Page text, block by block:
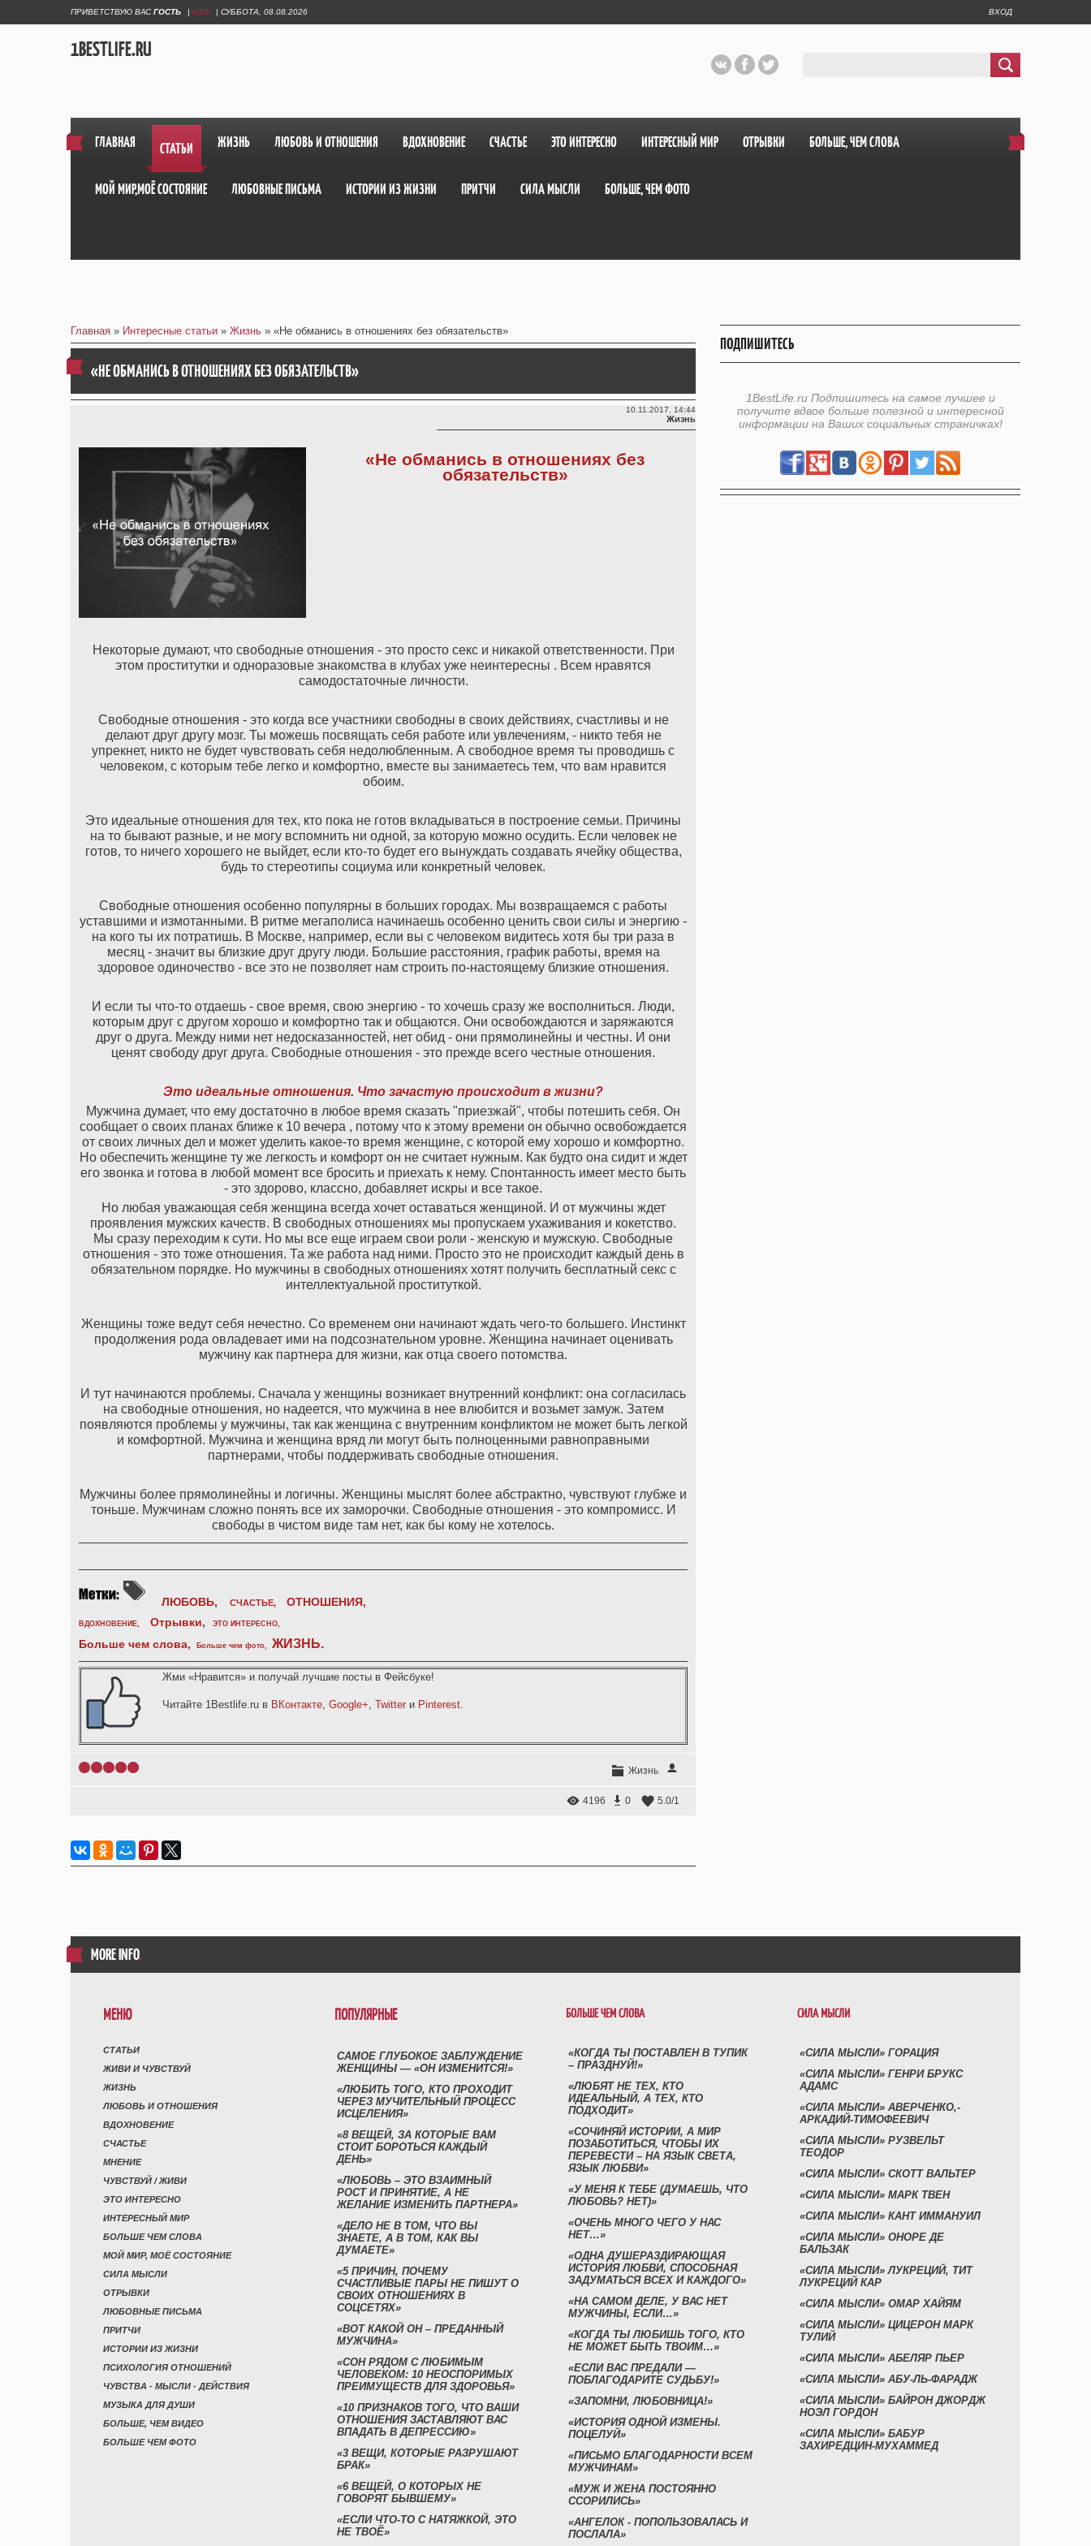
ПРИВЕТСТВУЮ ВАС ГОСТЬ | RSS | СУББОТА, 08.08.2026 ВХОД
1BESTLIFE.RU
ГЛАВНАЯ СТАТЬИ ЖИЗНЬ ЛЮБОВЬ И ОТНОШЕНИЯ ВДОХНОВЕНИЕ СЧАСТЬЕ ЭТО ИНТЕРЕСНО ИНТЕРЕСНЫЙ МИР ОТРЫВКИ БОЛЬШЕ, ЧЕМ СЛОВА
МОЙ МИР,МОЁ СОСТОЯНИЕ ЛЮБОВНЫЕ ПИСЬМА ИСТОРИИ ИЗ ЖИЗНИ ПРИТЧИ СИЛА МЫСЛИ БОЛЬШЕ, ЧЕМ ФОТО
Главная » Интересные статьи » Жизнь » «Не обманись в отношениях без обязательств»
«НЕ ОБМАНИСЬ В ОТНОШЕНИЯХ БЕЗ ОБЯЗАТЕЛЬСТВ»
10.11.2017, 14:44
Жизнь
«Не обманись в отношениях без
обязательств»
Некоторые думают, что свободные отношения - это просто секс и никакой ответственности. При
этом проститутки и одноразовые знакомства в клубах уже неинтересны . Всем нравятся
самодостаточные личности.
Свободные отношения - это когда все участники свободны в своих действиях, счастливы и не
делают друг другу мозг. Ты можешь посвящать себя работе или увлечениям, - никто тебя не
упрекнет, никто не будет чувствовать себя недолюбленным. А свободное время ты проводишь с
человеком, с которым тебе легко и комфортно, вместе вы занимаетесь тем, что вам нравится
обоим.
Это идеальные отношения для тех, кто пока не готов вкладываться в построение семьи. Причины
на то бывают разные, и не могу вспомнить ни одной, за которую можно осудить. Если человек не
готов, то ничего хорошего не выйдет, если кто-то будет его вынуждать создавать ячейку общества,
будь то стереотипы социума или конкретный человек.
Свободные отношения особенно популярны в больших городах. Мы возвращаемся с работы
уставшими и измотанными. В ритме мегаполиса начинаешь особенно ценить свои силы и энергию -
на кого ты их потратишь. В Москве, например, если вы с человеком видитесь хотя бы три раза в
месяц - значит вы близкие друг другу люди. Большие расстояния, график работы, время на
здоровое одиночество - все это не позволяет нам строить по-настоящему близкие отношения.
И если ты что-то отдаешь - свое время, свою энергию - то хочешь сразу же восполниться. Люди,
которым друг с другом хорошо и комфортно так и общаются. Они освобождаются и заряжаются
друг о друга. Между ними нет недосказанностей, нет обид - они прямолинейны и честны. И они
ценят свободу друг друга. Свободные отношения - это прежде всего честные отношения.
Это идеальные отношения. Что зачастую происходит в жизни?
Мужчина думает, что ему достаточно в любое время сказать "приезжай", чтобы потешить себя. Он
сообщает о своих планах ближе к 10 вечера , потому что к этому времени он обычно освобождается
от своих личных дел и может уделить какое-то время женщине, с которой ему хорошо и комфортно.
Но обеспечить женщине ту же легкость и комфорт он не считает нужным. Как будто она сидит и ждет
его звонка и готова в любой момент все бросить и приехать к нему. Спонтанность имеет место быть
- это здорово, классно, добавляет искры и все такое.
Но любая уважающая себя женщина всегда хочет оставаться женщиной. И от мужчины ждет
проявления мужских качеств. В свободных отношениях мы пропускаем ухаживания и кокетство.
Мы сразу переходим к сути. Но мы все еще играем свои роли - женскую и мужскую. Свободные
отношения - это тоже отношения. Та же работа над ними. Просто это не происходит каждый день в
обязательном порядке. Но мужчины в свободных отношениях хотят получить бесплатный секс с
интеллектуальной проституткой.
Женщины тоже ведут себя нечестно. Со временем они начинают ждать чего-то большего. Инстинкт
продолжения рода овладевает ими на подсознательном уровне. Женщина начинает оценивать
мужчину как партнера для жизни, как отца своего потомства.
И тут начинаются проблемы. Сначала у женщины возникает внутренний конфликт: она согласилась
на свободные отношения, но надеется, что мужчина в нее влюбится и возьмет замуж. Затем
появляются проблемы у мужчины, так как женщина с внутренним конфликтом не может быть легкой
и комфортной. Мужчина и женщина вряд ли могут быть полноценными равноправными
партнерами, чтобы поддерживать свободные отношения.
Мужчины более прямолинейны и логичны. Женщины мыслят более абстрактно, чувствуют глубже и
тоньше. Мужчинам сложно понять все их заморочки. Свободные отношения - это компромисс. И
свободы в чистом виде там нет, как бы кому не хотелось.
ЛЮБОВЬ, СЧАСТЬЕ, ОТНОШЕНИЯ,
ВДОХНОВЕНИЕ, Отрывки, ЭТО ИНТЕРЕСНО,
Больше чем слова, Больше чем фото, ЖИЗНЬ.
Жми «Нравится» и получай лучшие посты в Фейсбуке!
Читайте 1Bestlife.ru в ВКонтакте, Google+, Twitter и Pinterest.
1 2 3 4 Жизнь
4196 0 5.0/1
ПОДПИШИТЕСЬ
1BestLife.ru Подпишитесь на самое лучшее и
получите вдвое больше полезной и интересной
информации на Ваших социальных страничках!
MORE INFO.
МЕНЮ
СТАТЬИ
ЖИВИ И ЧУВСТВУЙ
ЖИЗНЬ
ЛЮБОВЬ И ОТНОШЕНИЯ
ВДОХНОВЕНИЕ
СЧАСТЬЕ
МНЕНИЕ
ЧУВСТВУЙ / ЖИВИ
ЭТО ИНТЕРЕСНО
ИНТЕРЕСНЫЙ МИР
БОЛЬШЕ ЧЕМ СЛОВА
МОЙ МИР, МОЁ СОСТОЯНИЕ
СИЛА МЫСЛИ
ОТРЫВКИ
ЛЮБОВНЫЕ ПИСЬМА
ПРИТЧИ
ИСТОРИИ ИЗ ЖИЗНИ
ПСИХОЛОГИЯ ОТНОШЕНИЙ
ЧУВСТВА - МЫСЛИ - ДЕЙСТВИЯ
МУЗЫКА ДЛЯ ДУШИ
БОЛЬШЕ, ЧЕМ ВИДЕО
БОЛЬШЕ ЧЕМ ФОТО
ПОПУЛЯРНЫЕ
САМОЕ ГЛУБОКОЕ ЗАБЛУЖДЕНИЕ
ЖЕНЩИНЫ — «ОН ИЗМЕНИТСЯ!»
«ЛЮБИТЬ ТОГО, КТО ПРОХОДИТ
ЧЕРЕЗ МУЧИТЕЛЬНЫЙ ПРОЦЕСС
ИСЦЕЛЕНИЯ»
«8 ВЕЩЕЙ, ЗА КОТОРЫЕ ВАМ
СТОИТ БОРОТЬСЯ КАЖДЫЙ
ДЕНЬ»
«ЛЮБОВЬ – ЭТО ВЗАИМНЫЙ
РОСТ И ПРИНЯТИЕ, А НЕ
ЖЕЛАНИЕ ИЗМЕНИТЬ ПАРТНЕРА»
«ДЕЛО НЕ В ТОМ, ЧТО ВЫ
ЗНАЕТЕ, А В ТОМ, КАК ВЫ
ДУМАЕТЕ»
«5 ПРИЧИН, ПОЧЕМУ
СЧАСТЛИВЫЕ ПАРЫ НЕ ПИШУТ О
СВОИХ ОТНОШЕНИЯХ В
СОЦСЕТЯХ»
«ВОТ КАКОЙ ОН – ПРЕДАННЫЙ
МУЖЧИНА»
«СОН РЯДОМ С ЛЮБИМЫМ
ЧЕЛОВЕКОМ: 10 НЕОСПОРИМЫХ
ПРЕИМУЩЕСТВ ДЛЯ ЗДОРОВЬЯ»
«10 ПРИЗНАКОВ ТОГО, ЧТО ВАШИ
ОТНОШЕНИЯ ЗАСТАВЛЯЮТ ВАС
ВПАДАТЬ В ДЕПРЕССИЮ»
«3 ВЕЩИ, КОТОРЫЕ РАЗРУШАЮТ
БРАК»
«6 ВЕЩЕЙ, О КОТОРЫХ НЕ
ГОВОРЯТ БЫВШЕМУ»
«ЕСЛИ ЧТО-ТО С НАТЯЖКОЙ, ЭТО
НЕ ТВОЁ»
БОЛЬШЕ ЧЕМ СЛОВА
«КОГДА ТЫ ПОСТАВЛЕН В ТУПИК
– ПРАЗДНУЙ!»
«ЛЮБЯТ НЕ ТЕХ, КТО
ИДЕАЛЬНЫЙ, А ТЕХ, КТО
ПОДХОДИТ»
«СОЧИНЯЙ ИСТОРИИ, А МИР
ПОЗАБОТИТЬСЯ, ЧТОБЫ ИХ
ПЕРЕВЕСТИ – НА ЯЗЫК СВЕТА,
ЯЗЫК ЛЮБВИ»
«У МЕНЯ К ТЕБЕ (ДУМАЕШЬ, ЧТО
ЛЮБОВЬ? НЕТ)»
«ОЧЕНЬ МНОГО ЧЕГО У НАС
НЕТ…»
«ОДНА ДУШЕРАЗДИРАЮЩАЯ
ИСТОРИЯ ЛЮБВИ, СПОСОБНАЯ
ЗАДУМАТЬСЯ ВСЕХ И КАЖДОГО»
«НА САМОМ ДЕЛЕ, У ВАС НЕТ
МУЖЧИНЫ, ЕСЛИ…»
«КОГДА ТЫ ЛЮБИШЬ ТОГО, КТО
НЕ МОЖЕТ БЫТЬ ТВОИМ…»
«ЕСЛИ ВАС ПРЕДАЛИ —
ПОБЛАГОДАРИТЕ СУДЬБУ!»
«ЗАПОМНИ, ЛЮБОВНИЦА!»
«ИСТОРИЯ ОДНОЙ ИЗМЕНЫ.
ПОЦЕЛУЙ»
«ПИСЬМО БЛАГОДАРНОСТИ ВСЕМ
МУЖЧИНАМ»
«МУЖ И ЖЕНА ПОСТОЯННО
ССОРИЛИСЬ»
«АНГЕЛОК - ПОПОЛЬЗОВАЛАСЬ И
ПОСЛАЛА»
СИЛА МЫСЛИ
«СИЛА МЫСЛИ» ГОРАЦИЯ
«СИЛА МЫСЛИ» ГЕНРИ БРУКС
АДАМС
«СИЛА МЫСЛИ» АВЕРЧЕНКО,-
АРКАДИЙ-ТИМОФЕЕВИЧ
«СИЛА МЫСЛИ» РУЗВЕЛЬТ
ТЕОДОР
«СИЛА МЫСЛИ» СКОТТ ВАЛЬТЕР
«СИЛА МЫСЛИ» МАРК ТВЕН
«СИЛА МЫСЛИ» КАНТ ИММАНУИЛ
«СИЛА МЫСЛИ» ОНОРЕ ДЕ
БАЛЬЗАК
«СИЛА МЫСЛИ» ЛУКРЕЦИЙ, ТИТ
ЛУКРЕЦИЙ КАР
«СИЛА МЫСЛИ» ОМАР ХАЙЯМ
«СИЛА МЫСЛИ» ЦИЦЕРОН МАРК
ТУЛИЙ
«СИЛА МЫСЛИ» АБЕЛЯР ПЬЕР
«СИЛА МЫСЛИ» АБУ-ЛЬ-ФАРАДЖ
«СИЛА МЫСЛИ» БАЙРОН ДЖОРДЖ
НОЭЛ ГОРДОН
«СИЛА МЫСЛИ» БАБУР
ЗАХИРЕДЦИН-МУХАММЕД